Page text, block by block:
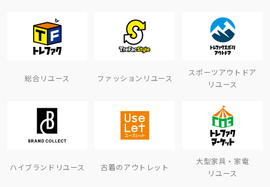
総合リユース ファッションリユース
スポーツアウトドア
リユース
ハイブランドリユース 古着のアウトレット
大型家具・家電
リユース